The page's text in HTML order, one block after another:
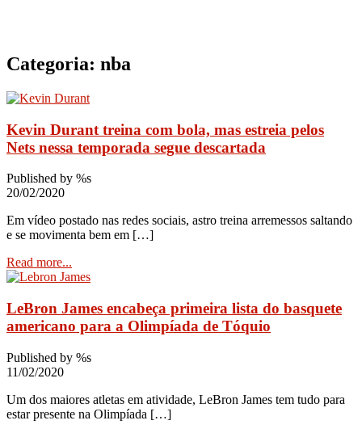
Categoria: nba
Kevin Durant treina com bola, mas estreia pelos
Nets nessa temporada segue descartada
Published by %s
20/02/2020
Em vídeo postado nas redes sociais, astro treina arremessos saltando
e se movimenta bem em […]
Read more...
LeBron James encabeça primeira lista do basquete
americano para a Olimpíada de Tóquio
Published by %s
11/02/2020
Um dos maiores atletas em atividade, LeBron James tem tudo para
estar presente na Olimpíada […]